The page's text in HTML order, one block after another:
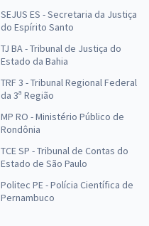
SEJUS ES - Secretaria da Justiça
do Espírito Santo
TJ BA - Tribunal de Justiça do
Estado da Bahia
TRF 3 - Tribunal Regional Federal
da 3ª Região
MP RO - Ministério Público de
Rondônia
TCE SP - Tribunal de Contas do
Estado de São Paulo
Politec PE - Polícia Científica de
Pernambuco